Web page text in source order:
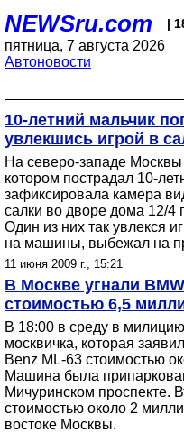
NEWSru.com |
пятница, 7 августа 2026
Автоновости
10-летний мальчик
увлекшись игрой в
На северо-западе
котором пострадал 10-
зафиксировала камера
салки во дворе дома 12/
Один из них так увлекся
на машины, выбежал на
11 июня 2009 г., 15:21
В Москве угнали
стоимостью 6,5
В 18:00 в среду в
москвичка, которая
Benz ML-63 стоимостью
Машина была
Мичуринском проспекте.
стоимостью около 2
востоке Москвы.